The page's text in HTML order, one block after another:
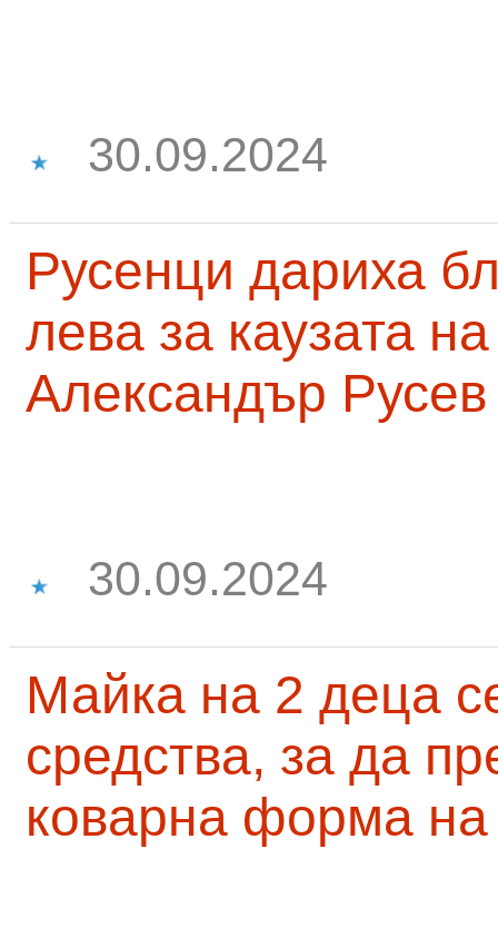
30.09.2024
Русенци дариха
лева за каузата
Александър Русев
30.09.2024
Майка на 2 деца
средства, за да
коварна форма на